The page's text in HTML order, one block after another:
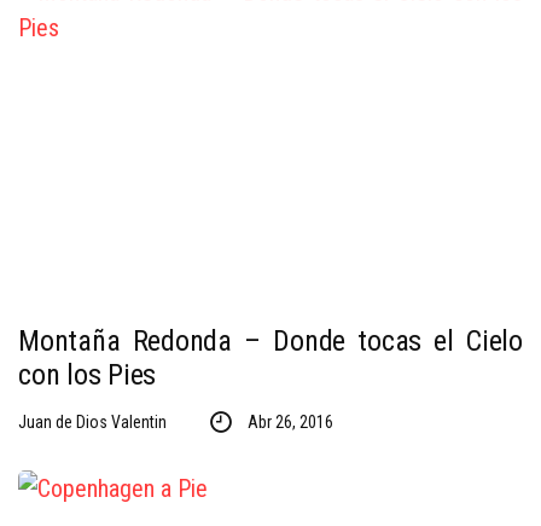
Montaña Redonda – Donde tocas el Cielo
con los Pies
Juan de Dios Valentin Abr 26, 2016